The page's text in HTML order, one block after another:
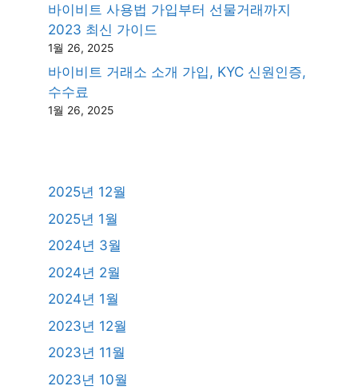
바이비트 사용법 가입부터 선물거래까지
2023 최신 가이드
1월 26, 2025
바이비트 거래소 소개 가입, KYC 신원인증,
수수료
1월 26, 2025
2025년 12월
2025년 1월
2024년 3월
2024년 2월
2024년 1월
2023년 12월
2023년 11월
2023년 10월